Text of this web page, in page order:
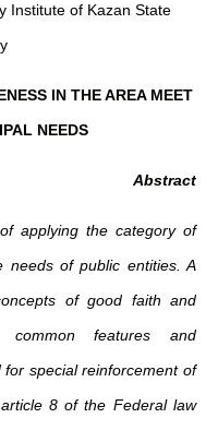
Institute of Kazan State
IN THE AREA MEET
NEEDS
Abstract
applying the category of
needs of public entities. A
of good faith and
common features and
special reinforcement of
8 of the Federal law